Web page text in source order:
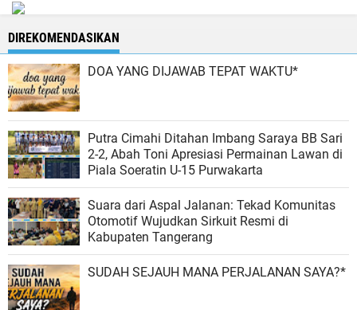
DIREKOMENDASIKAN
DOA YANG DIJAWAB TEPAT WAKTU*
Putra Cimahi Ditahan Imbang Saraya BB Sari
2-2, Abah Toni Apresiasi Permainan Lawan di
Piala Soeratin U-15 Purwakarta
Suara dari Aspal Jalanan: Tekad Komunitas
Otomotif Wujudkan Sirkuit Resmi di
Kabupaten Tangerang
SUDAH SEJAUH MANA PERJALANAN SAYA?*